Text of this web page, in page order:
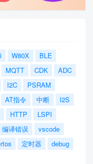
W80X
BLE
MQTT CDK
ADC
I2C
PSRAM
AT指令 中断
I2S
HTTP
LSPI
编译错误
vscode
定时器
debug